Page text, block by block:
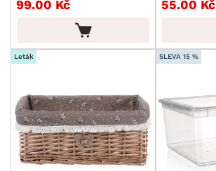
Úložné boxy a košíky
Stojany na oblečení
Úklid a praní
Vánoce
Velikonoce
Sedací soupravy a pohovky
Sestavy a stěny
Drobný nábytek
Spotřebiče
99.00 Kč 55.00 Kč
Leták SLEVA 15 %